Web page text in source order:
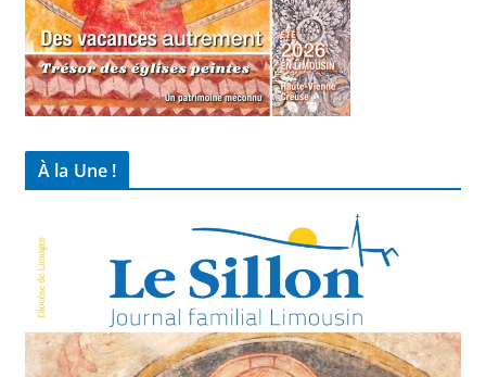
À la Une !